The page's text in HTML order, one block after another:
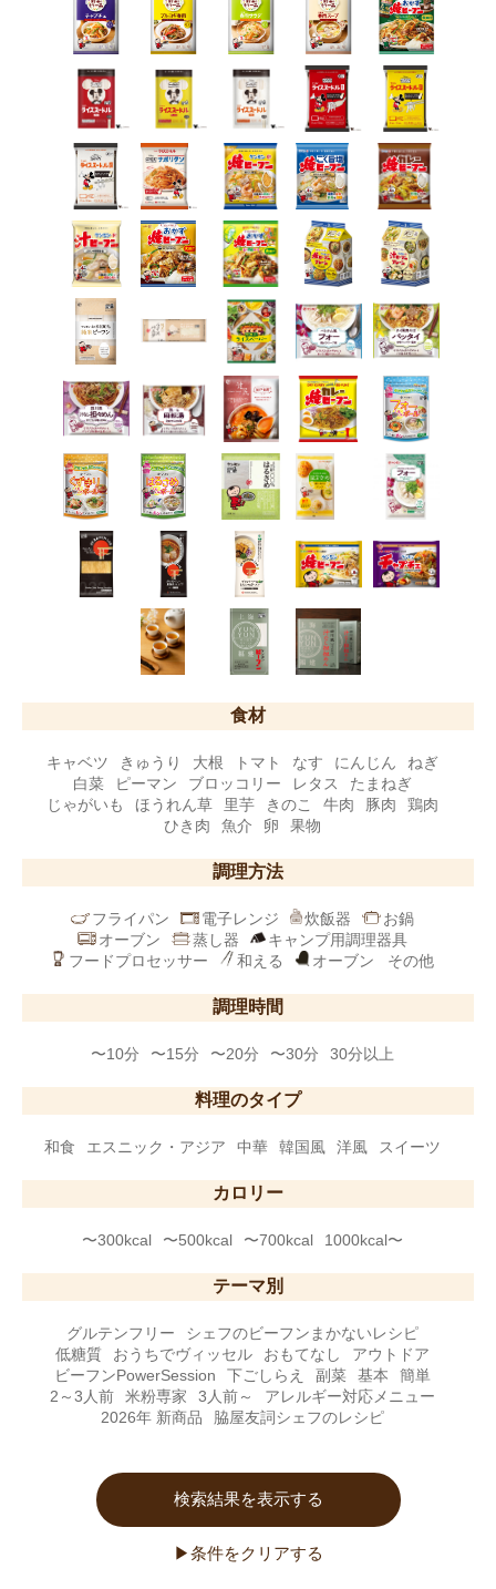
食材
キャベツ きゅうり 大根 トマト なす にんじん
ねぎ
白菜
ピーマン ブロッコリー レタス
たまねぎ
じゃがいも
ほうれん草 里芋 きのこ 牛肉 豚肉
鶏肉
ひき肉
魚介 卵 果物
調理方法
フライパン 電子レンジ 炊飯器
お鍋
オーブン
蒸し器
キャンプ用調理器具
フードプロセッサー
和える オーブン その他
調理時間
〜10分 〜15分 〜20分 〜30分 30分以上
料理のタイプ
和食 エスニック・アジア 中華 韓国風 洋風 スイーツ
カロリー
〜300kcal 〜500kcal 〜700kcal 1000kcal〜
テーマ別
グルテンフリー
シェフのビーフンまかないレシピ
低糖質
おうちでヴィッセル おもてなし
アウトドア
ビーフンPowerSession
下ごしらえ 副菜 基本
簡単
2～3人前
米粉専家 3人前～
アレルギー対応メニュー
2026年 新商品
脇屋友詞シェフのレシピ